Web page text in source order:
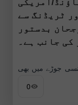
ٹریڈنگ سے
بدستور
کی جانب ہے۔
جوڑے میں بھی
رپورٹ - ملازمت
0